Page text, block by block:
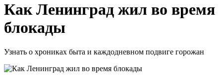
Как Ленинград жил во время
блокады
Узнать о хрониках быта и каждодневном подвиге горожан